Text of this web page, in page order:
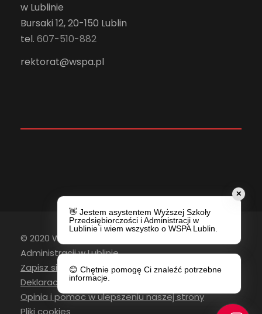
w Lublinie
Bursaki 12, 20-150 Lublin
tel. 607-510-882
rektorat@wspa.pl
© 2020 Wyższa Szkoła Przedsiębiorczości i
Administracji w Lublinie
Zapisz się do newslettera
Deklaracja Dostępności
Opinia i pomoc w ulepszeniu naszej strony
Pliki cookies
✕
👋 Jestem asystentem Wyższej Szkoły
Przedsiębiorczości i Administracji w
Lublinie i wiem wszystko o WSPA Lublin.
😊 Chętnie pomogę Ci znaleźć potrzebne
informacje.